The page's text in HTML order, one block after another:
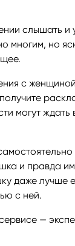
Лев
Весы
Скорпион
Стрелец
слышать и
многим, но
с
могут
и правда
даже лучше
с ней.
—